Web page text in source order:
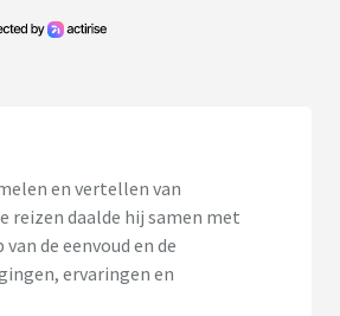
en vertellen van
reizen daalde hij samen met
de eenvoud en de
ervaringen en